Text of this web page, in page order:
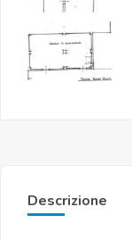
Descrizione